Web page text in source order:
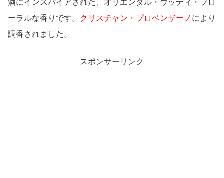
酒にインスパイアされた、オリエンタル・ウッディ・フロ
ーラルな香りです。
クリスチャン・プロベンザーノ により
調香されました。
スポンサーリンク